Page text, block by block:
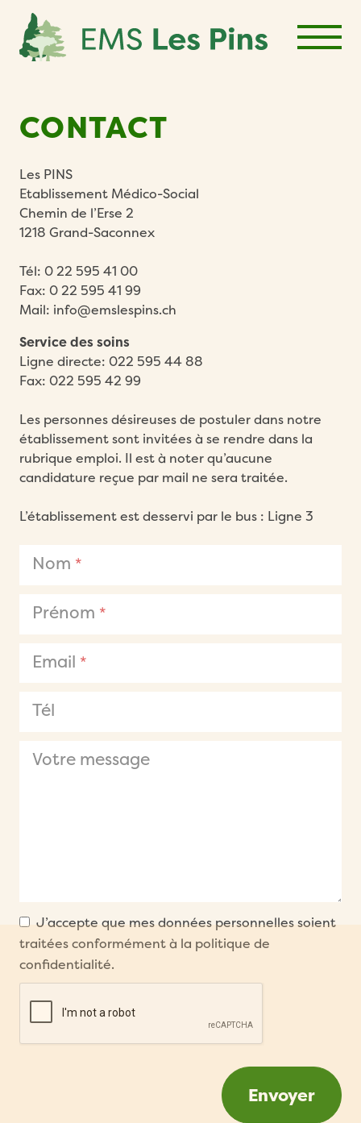
content
CONTACT
Les PINS
Etablissement Médico-Social
Chemin de l’Erse 2
1218 Grand-Saconnex
Tél: 0 22 595 41 00
Fax: 0 22 595 41 99
Mail: info@emslespins.ch
Service des soins
Ligne directe: 022 595 44 88
Fax: 022 595 42 99
Les personnes désireuses de postuler dans notre
établissement sont invitées à se rendre dans la
rubrique emploi. Il est à noter qu’aucune
candidature reçue par mail ne sera traitée.
L’établissement est desservi par le bus : Ligne 3
Nom *
Prénom *
Email *
Tél
Email
Address*
Votre message
J’accepte que mes données personnelles soient
traitées conformément à la politique de
confidentialité.
Envoyer